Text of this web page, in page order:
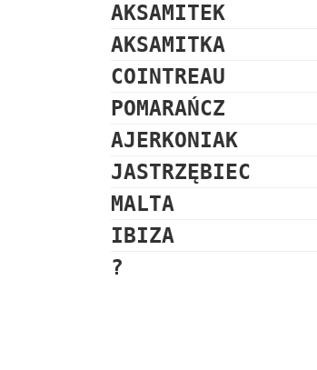
AKSAMITEK
AKSAMITKA
COINTREAU
POMARAŃCZ
AJERKONIAK
JASTRZĘBIEC
MALTA
IBIZA
?